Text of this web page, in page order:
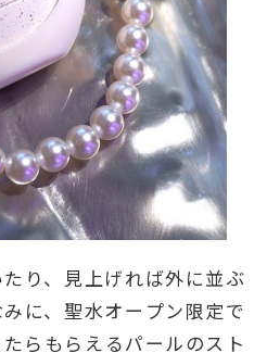
り、見上げれば外に並ぶ
に、聖水オープン限定で
らもらえるパールのスト